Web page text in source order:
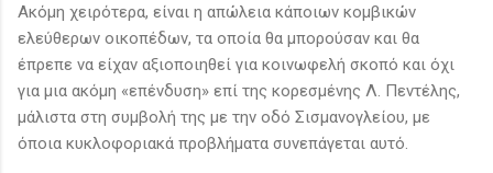
Ακόμη χειρότερα, είναι η απώλεια κάποιων κομβικών
ελεύθερων οικοπέδων, τα οποία θα μπορούσαν και θα
έπρεπε να είχαν αξιοποιηθεί για κοινωφελή σκοπό και όχι
για μια ακόμη «επένδυση» επί της κορεσμένης Λ. Πεντέλης,
μάλιστα στη συμβολή της με την οδό Σισμανογλείου, με
όποια κυκλοφοριακά προβλήματα συνεπάγεται αυτό.